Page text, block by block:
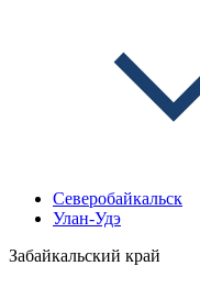
Северобайкальск
Улан-Удэ
Забайкальский край